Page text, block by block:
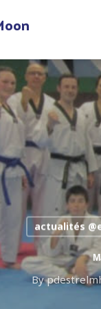
actualités
By